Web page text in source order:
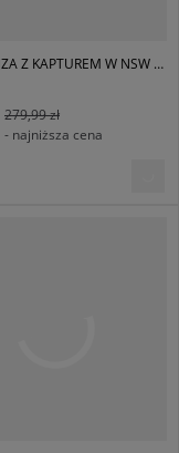
NIKE BLUZA Z KAPTUREM W NSW PHNX FLC OS CREW
279,99 zł
- najniższa cena